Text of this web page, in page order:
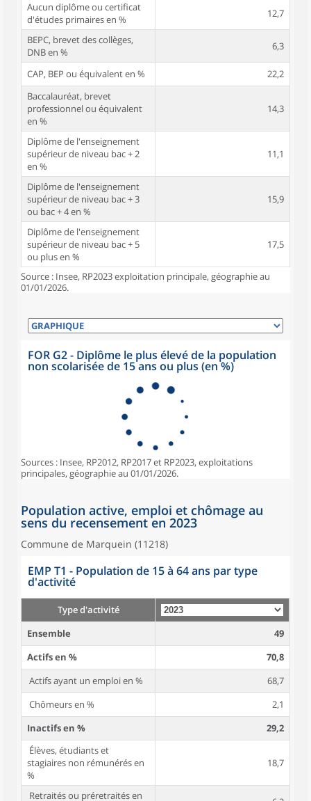
Aucun diplôme ou certificat
d'études primaires en %
12,7
BEPC, brevet des collèges,
DNB en %
6,3
CAP, BEP ou équivalent en %
22,2
Baccalauréat, brevet
professionnel ou équivalent
en %
14,3
Diplôme de l'enseignement
supérieur de niveau bac + 2
en %
11,1
Diplôme de l'enseignement
supérieur de niveau bac + 3
ou bac + 4 en %
15,9
Diplôme de l'enseignement
supérieur de niveau bac + 5
ou plus en %
17,5
Source : Insee, RP2023 exploitation principale, géographie au
01/01/2026.
FOR G2 - Diplôme le plus élevé de la population
non scolarisée de 15 ans ou plus (en %)
Sources : Insee, RP2012, RP2017 et RP2023, exploitations
principales, géographie au 01/01/2026.
Population active, emploi et chômage au
sens du recensement en 2023
Commune de Marquein (11218)
EMP T1 - Population de 15 à 64 ans par type
d'activité
Type d'activité
Ensemble
49
Actifs en %
70,8
Actifs ayant un emploi en %
68,7
Chômeurs en %
2,1
Inactifs en %
29,2
Élèves, étudiants et
stagiaires non rémunérés en
%
18,7
Retraités ou préretraités en